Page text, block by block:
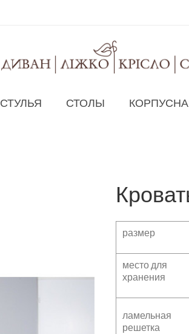
СТУЛЬЯ СТОЛЫ
размер
место для
хранения
ламельная
решетка